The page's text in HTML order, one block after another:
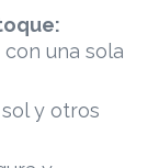
una sola
y otros